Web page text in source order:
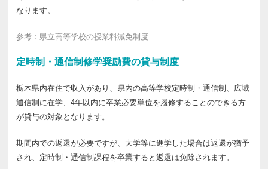
なります。
参考： 県立高等学校の授業料減免制度
定時制・通信制修学奨励費の貸与制度
栃木県内在住で収入があり、県内の高等学校定時制・通信制、広域
通信制に在学、4年以内に卒業必要単位を履修することのできる方
が貸与の対象となります。
期間内での返還が必要ですが、大学等に進学した場合は返還が猶予
され、定時制・通信制課程を卒業すると返還は免除されます。